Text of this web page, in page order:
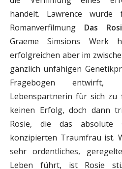
handelt. Lawrence
Romanverfilmung Das
Graeme Simsions Werk
erfolgreichen aber im
gänzlich unfähigen
Fragebogen
Lebenspartnerin für sich zu
keinen Erfolg, doch dann
Rosie, die das absolute
konzipierten Traumfrau ist.
sehr ordentliches,
Leben führt, ist Rosie